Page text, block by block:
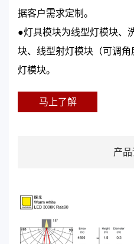
据客户需求定制。
●灯具模块为线型灯模块、
块、线型射灯模块（可调
灯模块。
马上了解
产